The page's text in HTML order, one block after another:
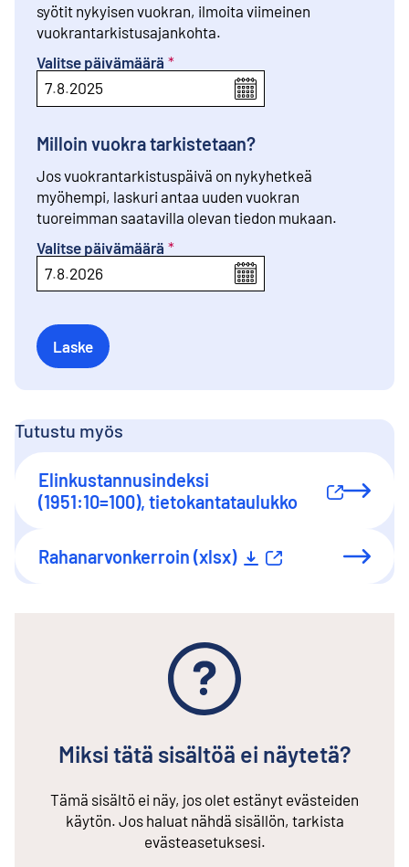
syötit nykyisen vuokran, ilmoita viimeinen
vuokrantarkistusajankohta.
Valitse päivämäärä *
7.8.2025
Milloin vuokra tarkistetaan?
Jos vuokrantarkistuspäivä on nykyhetkeä
myöhempi, laskuri antaa uuden vuokran
tuoreimman saatavilla olevan tiedon mukaan.
Valitse päivämäärä *
7.8.2026
Laske
Tutustu myös
Elinkustannusindeksi
(1951:10=100), tietokantataulukko
Ulkoinen linkki
Rahanarvonkerroin (xlsx)
Ulkoinen linkki
Miksi tätä sisältöä ei näytetä?
Tämä sisältö ei näy, jos olet estänyt evästeiden
käytön. Jos haluat nähdä sisällön, tarkista
evästeasetuksesi.